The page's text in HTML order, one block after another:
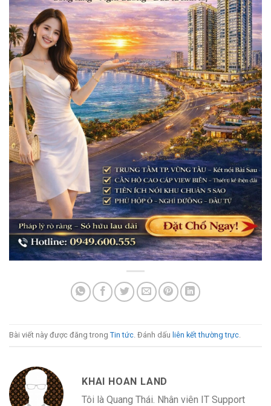
Bài viết này được đăng trong Tin tức . Đánh dấu liên kết thường trực
KHAI HOAN LAND
Tôi là Quang Thái. Nhân viên IT Support